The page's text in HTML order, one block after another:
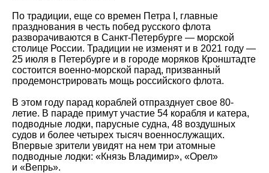
По традиции, еще со времен Петра I, главные
празднования в честь побед русского флота
разворачиваются в Санкт-Петербурге — морской
столице России. Традиции не изменят и в 2021 году —
25 июля в Петербурге и в городе моряков Кронштадте
состоится военно-морской парад, призванный
продемонстрировать мощь российского флота.
В этом году парад кораблей отпразднует свое 80-
летие. В параде примут участие 54 корабля и катера,
подводные лодки, парусные судна, 48 воздушных
судов и более четырех тысяч военнослужащих.
Впервые зрители увидят на нем три атомные
подводные лодки: «Князь Владимир», «Орел»
и «Вепрь».